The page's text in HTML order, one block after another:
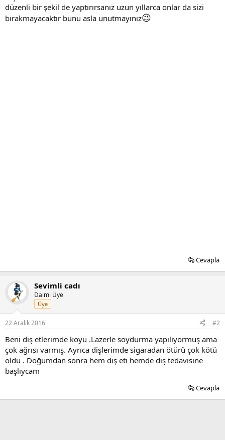
düzenli bir şekil de yaptırırsanız uzun yıllarca onlar da sizi
bırakmayacaktır bunu asla unutmayınız😉
Cevapla
Sevimli cadı
Daimi Üye
Üye
22 Aralık 2016 #2
Beni diş etlerimde koyu .Lazerle soydurma yapılıyormuş ama
çok ağrısı varmış. Ayrıca dişlerimde sigaradan ötürü çok kötü
oldu . Doğumdan sonra hem diş eti hemde diş tedavisine
başlıycam
Cevapla